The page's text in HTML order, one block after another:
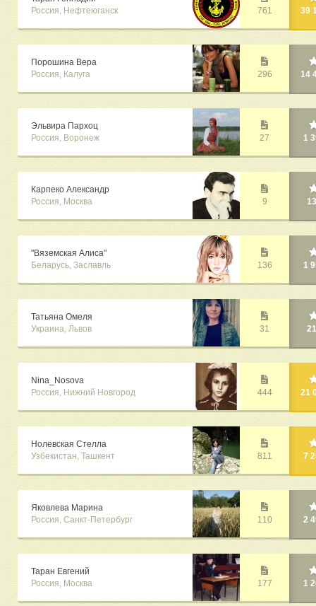
761
Россия, Нефтеюганск
39
296
Порошина Вера
Россия, Калуга
14
27
Эльвира Пархоц
Россия, Воронеж
1
9
Карпеко Александр
Россия, Москва
136
"Вяземская Алиса"
Беларусь, Заславль
1
31
Татьяна Омеля
Украина, Львов
444
Nina_Nosova
Россия, Нижний Новгород
21
811
Нолевская Стелла
Узбекистан, Ташкент
7
110
Яковлева Марина
Россия, Санкт-Петербург
2
177
Таран Евгений
Россия, Москва
1